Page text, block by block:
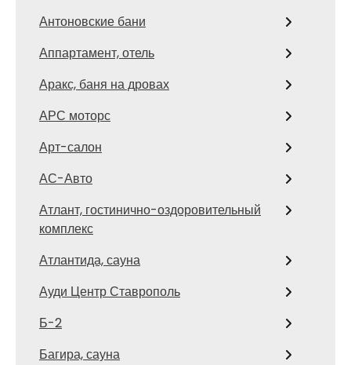
Антоновские бани
Аппартамент, отель
Аракс, баня на дровах
АРС моторс
Арт-салон
АС-Авто
Атлант, гостинично-оздоровительный
комплекс
Атлантида, сауна
Ауди Центр Ставрополь
Б-2
Багира, сауна